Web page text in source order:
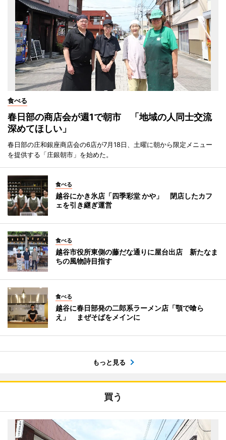
食べる
春日部の商店会が週1で朝市 「地域の人同士交流
深めてほしい」
春日部の庄和銀座商店会の6店が7月18日、土曜に朝から限定メニュー
を提供する「庄銀朝市」を始めた。
食べる
越谷にかき氷店「四季彩堂 かや」 閉店したカフ
ェを引き継ぎ運営
食べる
越谷市役所東側の藤だな通りに屋台出店 新たなま
ちの風物詩目指す
食べる
越谷に春日部発の二郎系ラーメン店「顎で喰ら
え」 まぜそばをメインに
もっと見る
買う